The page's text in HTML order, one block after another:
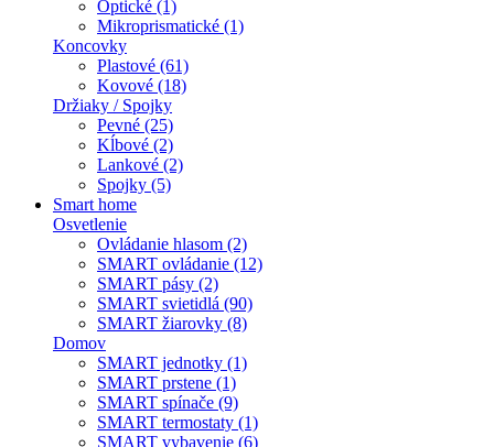
Optické (1)
Mikroprismatické (1)
Koncovky
Plastové (61)
Kovové (18)
Držiaky / Spojky
Pevné (25)
Kĺbové (2)
Lankové (2)
Spojky (5)
Smart home
Osvetlenie
Ovládanie hlasom (2)
SMART ovládanie (12)
SMART pásy (2)
SMART svietidlá (90)
SMART žiarovky (8)
Domov
SMART jednotky (1)
SMART prstene (1)
SMART spínače (9)
SMART termostaty (1)
SMART vybavenie (6)